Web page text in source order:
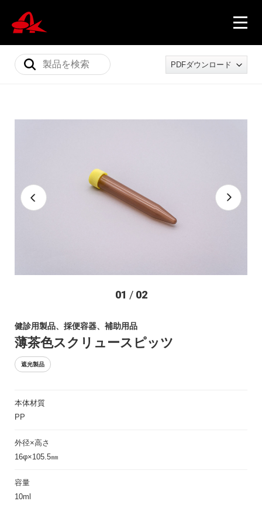
会社概要
PDFダウンロード
01 / 02
健診用製品、採便容器、補助用品
薄茶色スクリュースピッツ
遮光製品
本体材質
PP
外径×高さ
16φ×105.5㎜
容量
10ml